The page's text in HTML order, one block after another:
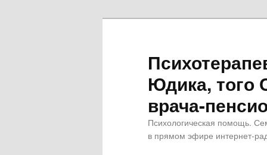
Юдика, того
врача-
Психологическая помощь.
в прямом эфире интернет-